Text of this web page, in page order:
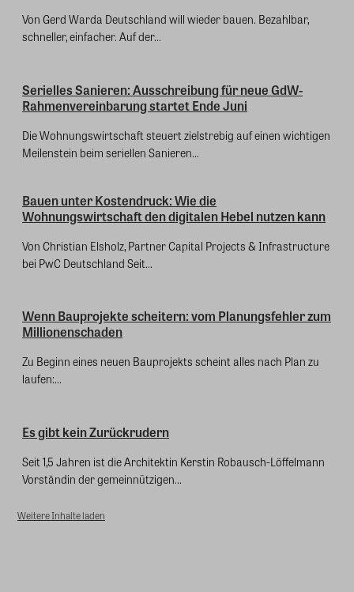
Von Gerd Warda Deutschland will wieder bauen. Bezahlbar,
schneller, einfacher. Auf der...
Serielles Sanieren: Ausschreibung für neue GdW-
Rahmenvereinbarung startet Ende Juni
Die Wohnungswirtschaft steuert zielstrebig auf einen wichtigen
Meilenstein beim seriellen Sanieren...
Bauen unter Kostendruck: Wie die
Wohnungswirtschaft den digitalen Hebel nutzen kann
Von Christian Elsholz, Partner Capital Projects & Infrastructure
bei PwC Deutschland Seit...
Wenn Bauprojekte scheitern: vom Planungsfehler zum
Millionenschaden
Zu Beginn eines neuen Bauprojekts scheint alles nach Plan zu
laufen:...
Es gibt kein Zurückrudern
Seit 1,5 Jahren ist die Architektin Kerstin Robausch-Löffelmann
Vorständin der gemeinnützigen...
Weitere Inhalte laden